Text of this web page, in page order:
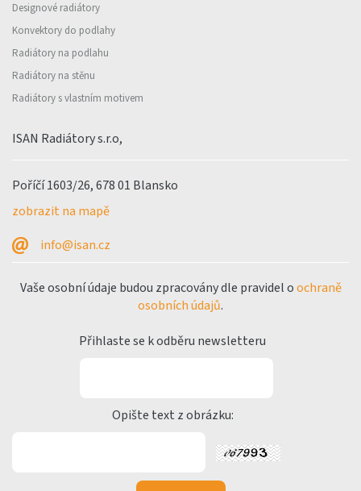
Designové radiátory
Konvektory do podlahy
Radiátory na podlahu
Radiátory na stěnu
Radiátory s vlastním motivem
ISAN Radiátory s.r.o,
Poříčí 1603/26, 678 01 Blansko
zobrazit na mapě
info@isan.cz
Vaše osobní údaje budou zpracovány dle pravidel oochraně
osobních údajů.
Přihlaste se k odběru newsletteru
Opište text z obrázku: